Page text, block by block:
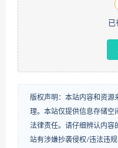
已
版权声明：本站内容和资源
理。本站仅提供信息存储空
法律责任。请仔细辨认内容
站有涉嫌抄袭侵权/违法违